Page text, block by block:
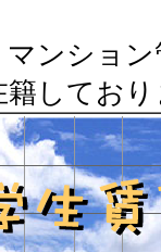
ンショ
籍してお